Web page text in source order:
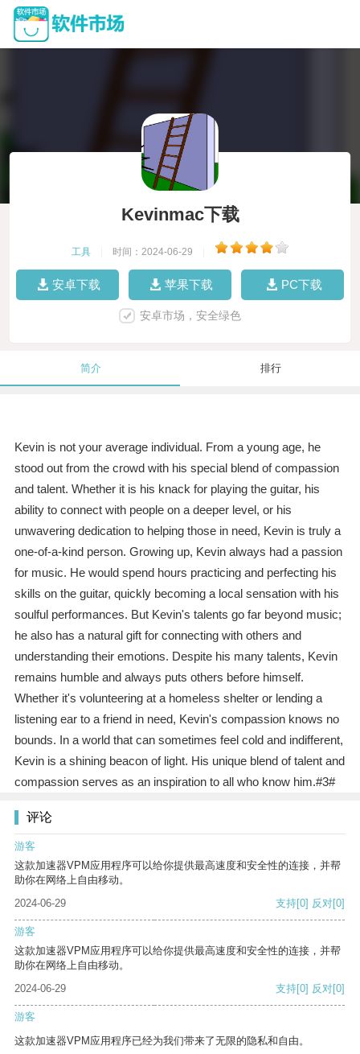
Kevinmac下载
工具 时间：2024-06-29
安卓下载 苹果下载 PC下载
安卓市场，安全绿色
简介 排行
Kevin is not your average individual. From a young age, he
stood out from the crowd with his special blend of compassion
and talent. Whether it is his knack for playing the guitar, his
ability to connect with people on a deeper level, or his
unwavering dedication to helping those in need, Kevin is truly a
one-of-a-kind person. Growing up, Kevin always had a passion
for music. He would spend hours practicing and perfecting his
skills on the guitar, quickly becoming a local sensation with his
soulful performances. But Kevin's talents go far beyond music;
he also has a natural gift for connecting with others and
understanding their emotions. Despite his many talents, Kevin
remains humble and always puts others before himself.
Whether it's volunteering at a homeless shelter or lending a
listening ear to a friend in need, Kevin's compassion knows no
bounds. In a world that can sometimes feel cold and indifferent,
Kevin is a shining beacon of light. His unique blend of talent and
compassion serves as an inspiration to all who know him.#3#
评论
游客
这款加速器VPM应用程序可以给你提供最高速度和安全性的连接，并帮
助你在网络上自由移动。
2024-06-29
支持[0] 反对[0]
游客
这款加速器VPM应用程序可以给你提供最高速度和安全性的连接，并帮
助你在网络上自由移动。
2024-06-29
支持[0] 反对[0]
游客
这款加速器VPM应用程序已经为我们带来了无限的隐私和自由。